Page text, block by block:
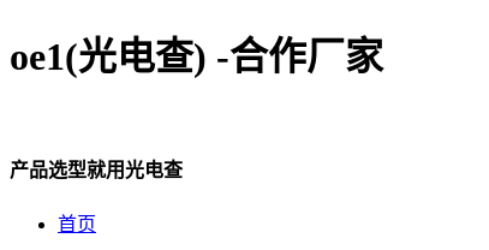
oe1(光电查) -合作厂家
产品选型就用光电查
首页